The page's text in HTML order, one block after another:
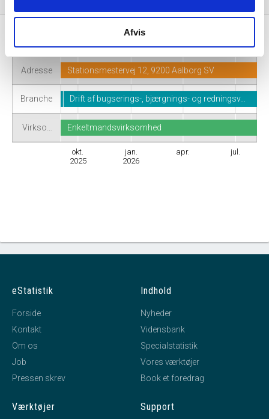
Afvis
Adresse
Branche
Virkso…
okt.
2025
jan.
2026
apr. jul.
Stationsmestervej 12, 9200 Aalborg SV
Drift af bugserings-, bjærgnings- og redningsv…
Enkeltmandsvirksomhed
eStatistik
Forside
Kontakt
Om os
Job
Pressen skrev
Indhold
Nyheder
Vidensbank
Specialstatistik
Vores værktøjer
Book et foredrag
Værktøjer Support